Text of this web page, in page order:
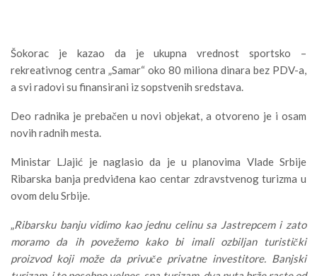
Šokorac je kazao da je ukupna vrednost sportsko –
rekreativnog centra „Samar“ oko 80 miliona dinara bez PDV-a,
a svi radovi su finansirani iz sopstvenih sredstava.
Deo radnika je prebačen u novi objekat, a otvoreno je i osam
novih radnih mesta.
Ministar LJajić je naglasio da je u planovima Vlade Srbije
Ribarska banja predviđena kao centar zdravstvenog turizma u
ovom delu Srbije.
„Ribarsku banju vidimo kao jednu celinu sa Jastrepcem i zato
moramo da ih povežemo kako bi imali ozbiljan turistički
proizvod koji može da privuče privatne investitore. Banjski